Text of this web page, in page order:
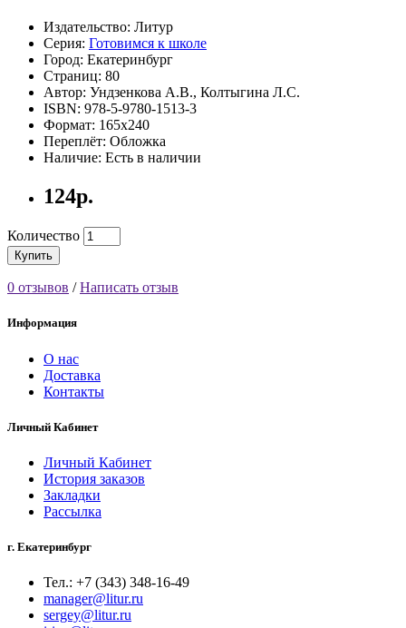
Издательство: Литур
Серия: Готовимся к школе
Город: Екатеринбург
Страниц: 80
Автор: Ундзенкова А.В., Колтыгина Л.С.
ISBN: 978-5-9780-1513-3
Формат: 165х240
Переплёт: Обложка
Наличие: Есть в наличии
124р.
Количество
Купить
0 отзывов /Написать отзыв
Информация
О нас
Доставка
Контакты
Личный Кабинет
Личный Кабинет
История заказов
Закладки
Рассылка
г. Екатеринбург
Тел.: +7 (343) 348-16-49
manager@litur.ru
sergey@litur.ru